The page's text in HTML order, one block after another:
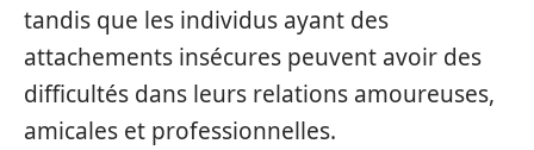
tandis que les individus ayant des
attachements insécures peuvent avoir des
difficultés dans leurs relations amoureuses,
amicales et professionnelles.